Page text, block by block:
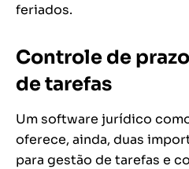
feriados.
Controle de
de tarefas
Um software jurídico
oferece, ainda, duas
para gestão de tarefas e